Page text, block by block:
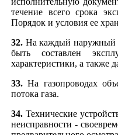
течение всего срока
Порядок и условия ее
32. На каждый наружный
быть составлен
характеристики, а также
33. На газопроводах
потока газа.
34. Технические
неисправности -